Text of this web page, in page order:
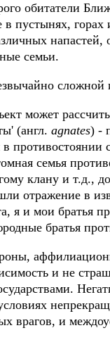
обитатели
пустынях, горах
напастей,
семьи.
может
(англ. agnates) -
в противостоянии
семья
клану и т.д.,
отражение в
я и мои братья
братья
и не
врагов, и